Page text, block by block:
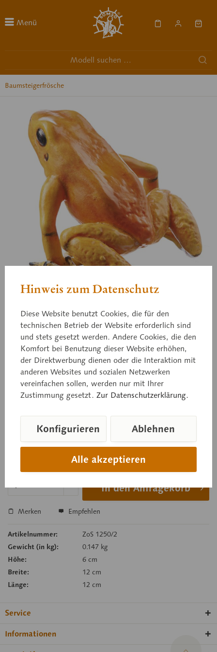
Menü
Baumsteigerfrösche
ZoS 1250/2
Schrecklicher Pfeilgiftfrosch
Weibchen, „Quebrada Quangui“ orange Phyllobates
terribilis Kolumbien, Departamento Cauca, Rio-
Preis auf Anfrage
Lieferzeit auf Anfrage
In den Anfragekorb
Merken Empfehlen
Artikelnummer:
ZoS 1250/2
Gewicht (in kg):
0.147 kg
Höhe:
6 cm
Breite:
12 cm
Länge:
12 cm
Service
Informationen
Hinweis zum Datenschutz
Diese Website benutzt Cookies, die für den
technischen Betrieb der Website erforderlich sind
und stets gesetzt werden. Andere Cookies, die den
Komfort bei Benutzung dieser Website erhöhen,
der Direktwerbung dienen oder die Interaktion mit
anderen Websites und sozialen Netzwerken
vereinfachen sollen, werden nur mit Ihrer
Zustimmung gesetzt. Zur Datenschutzerklärung.
Alle akzeptieren
Konfigurieren Ablehnen